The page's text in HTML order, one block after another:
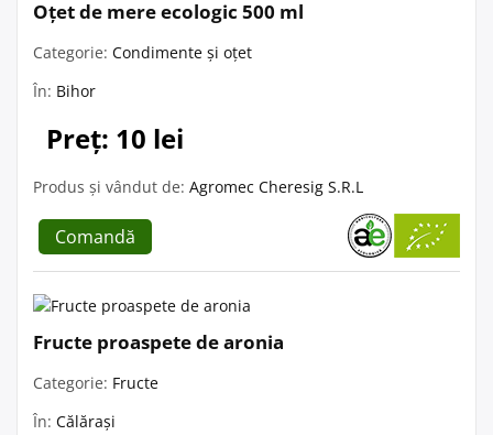
Oțet de mere ecologic 500 ml
Categorie: Condimente și oțet
În: Bihor
Preț: 10 lei
Produs și vândut de: Agromec Cheresig S.R.L
Comandă
Fructe proaspete de aronia
Categorie: Fructe
În: Călărași